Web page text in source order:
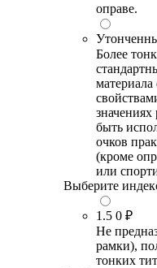
оправе.
Более
быть
очков
(кроме
или
Выберите
1.5 0 ₽
Не
рамки),
тонких